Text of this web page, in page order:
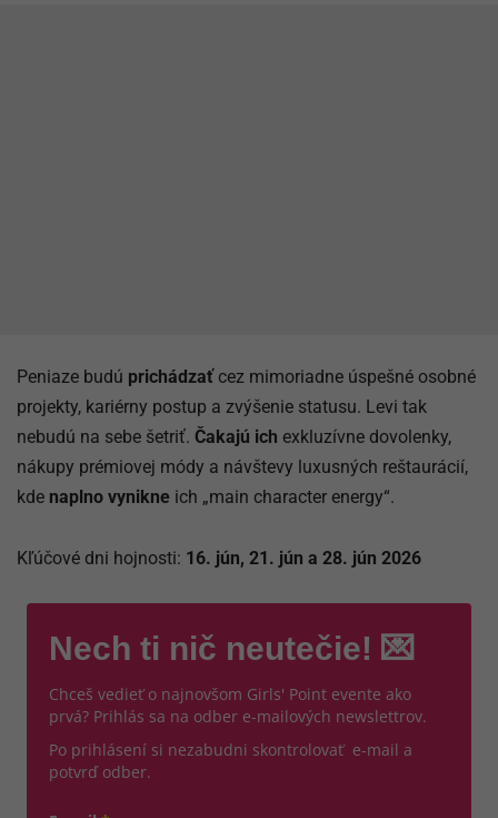
Peniaze budú prichádzaťcez mimoriadne úspešné osobné
projekty, kariérny postup a zvýšenie statusu. Levi tak
nebudú na sebe šetriť. Čakajú ich exkluzívne dovolenky,
nákupy prémiovej módy a návštevy luxusných reštaurácií,
kde naplno vynikne ich „main character energy“.
Kľúčové dni hojnosti: 16. jún, 21. jún a 28. jún 2026
Nech ti nič neutečie! 💌
Chceš vedieť o najnovšom Girls' Point evente ako
prvá? Prihlás sa na odber e-mailových newslettrov.
Po prihlásení si nezabudni skontrolovať e-mail a
potvrď odber.